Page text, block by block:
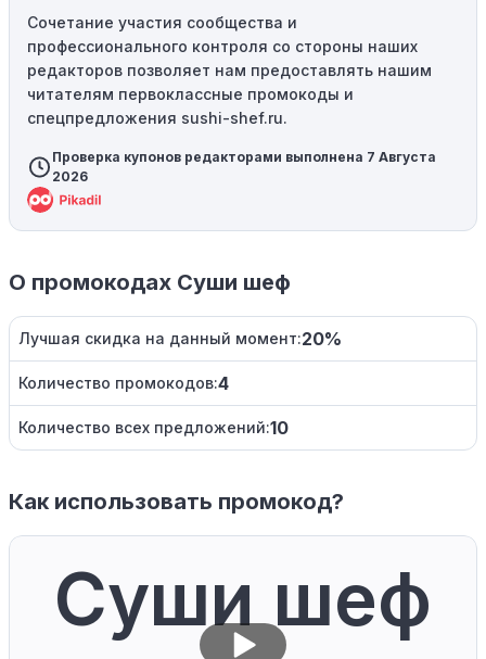
Сочетание участия сообщества и
профессионального контроля со стороны наших
редакторов позволяет нам предоставлять нашим
читателям первоклассные промокоды и
спецпредложения sushi-shef.ru.
Проверка купонов редакторами выполнена 7 Августа
2026
О промокодах Суши шеф
Лучшая скидка на данный момент:20%
Количество промокодов:4
Количество всех предложений:10
Как использовать промокод?
Суши шеф